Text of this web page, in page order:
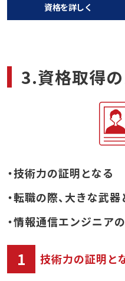
資格を詳しく
3.資格取得
・技術力の証明となる
・転職の際、大きな武器
・情報通信エンジニア
1 技術力の証明と